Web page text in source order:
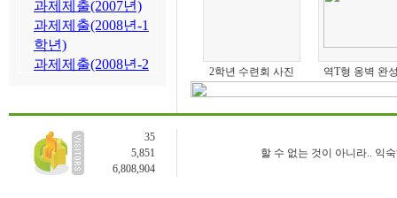
2학년 수련회 사진 역T형 옹벽 완
35
5,851
6,808,904
할 수 없는 것이 아니라.. 익